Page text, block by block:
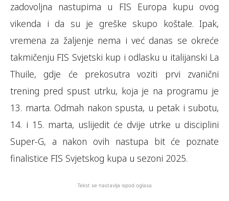
zadovoljna nastupima u FIS Europa kupu ovog
vikenda i da su je greške skupo koštale. Ipak,
vremena za žaljenje nema i već danas se okreće
takmičenju FIS Svjetski kup i odlasku u italijanski La
Thuile, gdje će prekosutra voziti prvi zvanični
trening pred spust utrku, koja je na programu je
13. marta. Odmah nakon spusta, u petak i subotu,
14. i 15. marta, uslijedit će dvije utrke u disciplini
Super-G, a nakon ovih nastupa bit će poznate
finalistice FIS Svjetskog kupa u sezoni 2025.
Tekst se nastavlja ispod oglasa